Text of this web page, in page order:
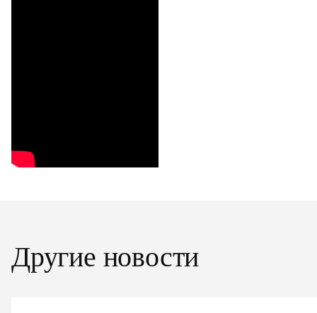
Другие новости